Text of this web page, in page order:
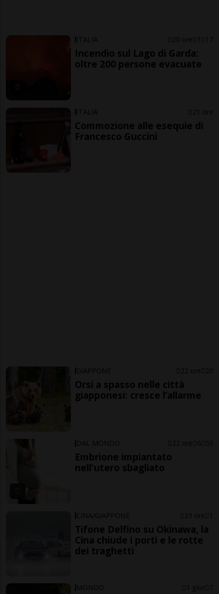
ITALIA 20 ore 1 17
Incendio sul Lago di Garda:
oltre 200 persone evacuate
ITALIA 21 ore
Commozione alle esequie di
Francesco Guccini
GIAPPONE 22 ore 20
Orsi a spasso nelle città
giapponesi: cresce l’allarme
DAL MONDO 22 ore 6 53
Embrione impiantato
nell'utero sbagliato
CINA/GIAPPONE 23 ore 1
Tifone Delfino su Okinawa, la
Cina chiude i porti e le rotte
dei traghetti
MONDO 1 gior 7